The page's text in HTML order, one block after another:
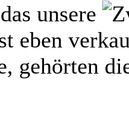
unsere
eben
gehörten